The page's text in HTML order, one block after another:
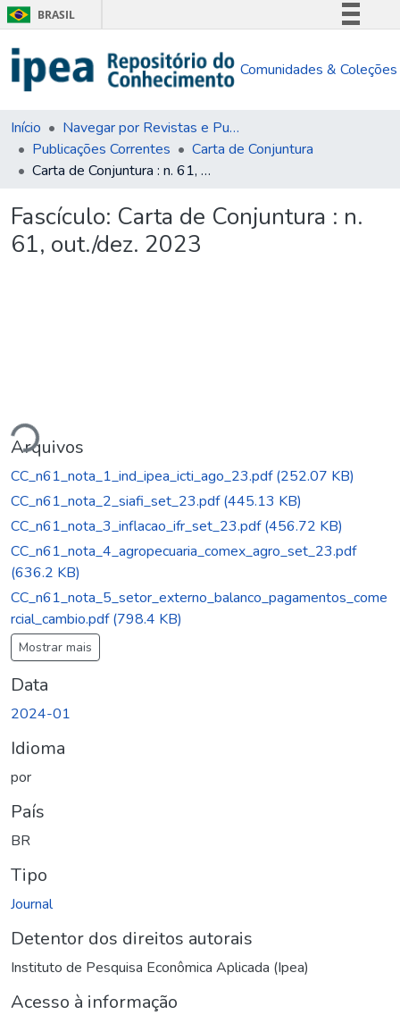
BRASIL
Comunica BR
Legislação
Comunidades & Coleções
Início
Navegar por Revistas e Publicações Seriadas
Publicações Correntes
Carta de Conjuntura
Carta de Conjuntura : n. 61, out./dez. 2023
Fascículo: Carta de Conjuntura : n.
61, out./dez. 2023
Carregando...
Arquivos
CC_n61_nota_1_ind_ipea_icti_ago_23.pdf(252.07 KB)
CC_n61_nota_2_siafi_set_23.pdf(445.13 KB)
CC_n61_nota_3_inflacao_ifr_set_23.pdf(456.72 KB)
CC_n61_nota_4_agropecuaria_comex_agro_set_23.pdf
(636.2 KB)
CC_n61_nota_5_setor_externo_balanco_pagamentos_come
rcial_cambio.pdf(798.4 KB)
Mostrar mais
Data
2024-01
Idioma
por
País
BR
Tipo
Journal
Detentor dos direitos autorais
Instituto de Pesquisa Econômica Aplicada (Ipea)
Acesso à informação